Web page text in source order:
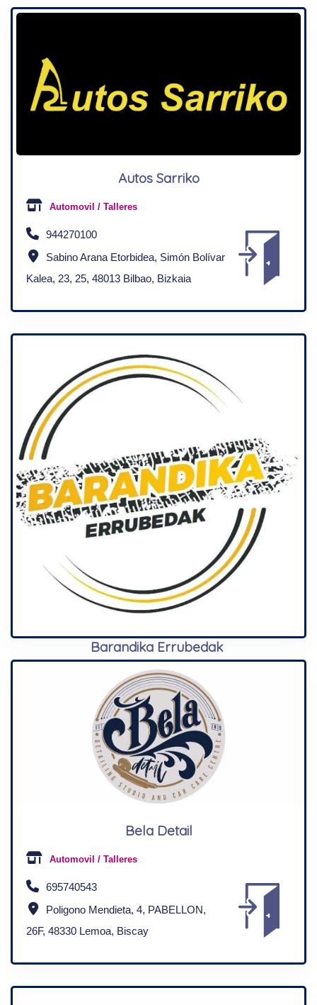
Autos Sarriko
Automovil / Talleres
944270100
Sabino Arana Etorbidea, Simón Bolívar
Kalea, 23, 25, 48013 Bilbao, Bizkaia
Barandika Errubedak
Automovil / Talleres
94 625 04 36
Ibarra kalea 10, 16.pabelloian, Gernika
Bela Detail
Automovil / Talleres
695740543
Poligono Mendieta, 4, PABELLON,
26F, 48330 Lemoa, Biscay